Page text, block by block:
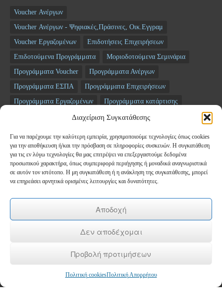
Διαχείριση Συγκατάθεσης
Για να παρέχουμε την καλύτερη εμπειρία, χρησιμοποιούμε τεχνολογίες όπως cookies
για την αποθήκευση ή/και την πρόσβαση σε πληροφορίες συσκευών. Η συγκατάθεση
για τις εν λόγω τεχνολογίες θα μας επιτρέψει να επεξεργαστούμε δεδομένα
προσωπικού χαρακτήρα, όπως συμπεριφορά περιήγησης ή μοναδικά αναγνωριστικά
σε αυτόν τον ιστότοπο. Η μη συγκατάθεση ή η ανάκληση της συγκατάθεσης, μπορεί
να επηρεάσει αρνητικά ορισμένες λειτουργίες και δυνατότητες.
Αποδοχή
Δεν αποδέχομαι
Προβολή προτιμήσεων
Πολιτική cookiesΠολιτική Απορρήτου
Voucher Ανέργων
Voucher Ανέργων - Ψηφιακές,Πράσινες, Οικ.Εγγραμ
Voucher Εργαζομένων
Επιδοτήσεις Επιχειρήσεων
Επιδοτούμενα Προγράμματα
Μοριοδοτούμενα Σεμινάρια
Προγράμματα Voucher
Προγράμματα Ανέργων
Προγράμματα ΕΣΠΑ
Προγράμματα Επιχειρήσεων
Προγράμματα Εργαζομένων
Προγράμματα κατάρτισης
ΤΑΜΕΙΟ ΑΝΑΚΑΜΨΗΣ
Newsletter
Email*
Όνομα